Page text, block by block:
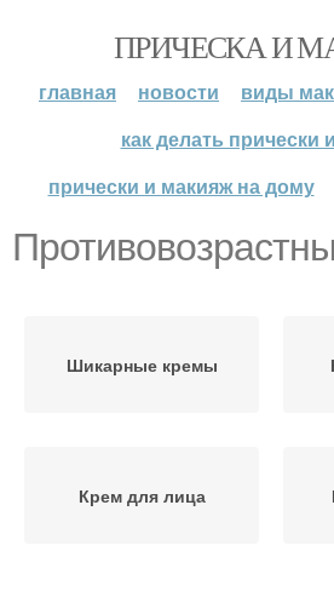
ПРИЧЕСКА И
главная новости
виды
как делать прически
прически и макияж на дому
Шикарные кремы
Крем для лица